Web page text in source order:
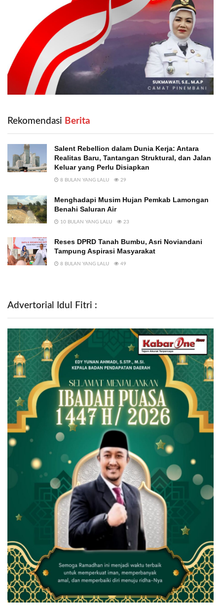
Rekomendasi ‎ Berita
Salent Rebellion dalam Dunia Kerja: Antara
Realitas Baru, Tantangan Struktural, dan Jalan
Keluar yang Perlu Disiapkan
8 BULAN YANG LALU 29
Menghadapi Musim Hujan Pemkab Lamongan
Benahi Saluran Air
10 BULAN YANG LALU 23
Reses DPRD Tanah Bumbu, Asri Noviandani
Tampung Aspirasi Masyarakat
8 BULAN YANG LALU 49
Advertorial Idul Fitri :